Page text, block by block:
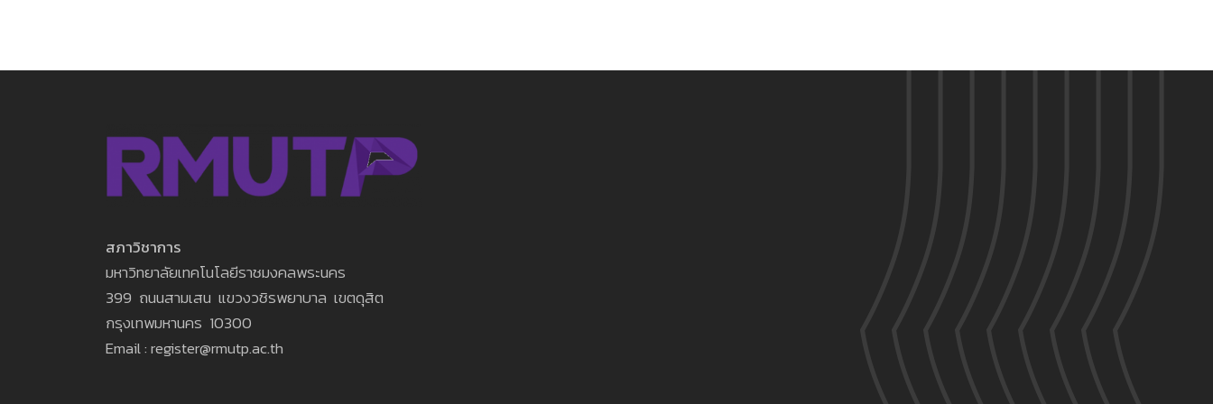
สภาวิชาการ
มหาวิทยาลัยเทคโนโลยีราชมงคลพระนคร
399 ถนนสามเสน แขวงวชิรพยาบาล เขตดุสิต
กรุงเทพมหานคร 10300
Email : register@rmutp.ac.th